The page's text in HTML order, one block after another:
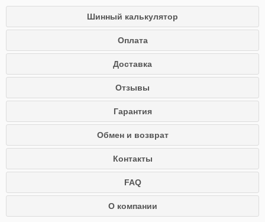
Шинный калькулятор
Оплата
Доставка
Отзывы
Гарантия
Обмен и возврат
Контакты
FAQ
О компании